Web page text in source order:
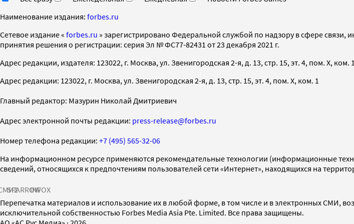
Наименование издания: forbes.ru
Cетевое издание « forbes.ru » зарегистрировано Федеральной службой по надзору в сфере
принятия решения о регистрации: серия Эл № ФС77-82431 от 23 декабря 2021 г.
Адрес редакции, издателя: 123022, г. Москва, ул. Звенигородская 2-я, д. 13, стр. 15, эт. 4, пом. X, ком. 1
Адрес редакции: 123022, г. Москва, ул. Звенигородская 2-я, д. 13, стр. 15, эт. 4, пом. X, ком. 1
Главный редактор: Мазурин Николай Дмитриевич
Адрес электронной почты редакции: press-release@forbes.ru
Номер телефона редакции: +7 (495) 565-32-06
На информационном ресурсе применяются рекомендательные технологии (информационные
сведений, относящихся к предпочтениям пользователей сети «Интернет», находящихся на
SPARROWINFOX
Перепечатка материалов и использование их в любой форме, в том числе и в электронных СМИ,
исключительной собственностью Forbes Media Asia Pte. Limited. Все права защищены.